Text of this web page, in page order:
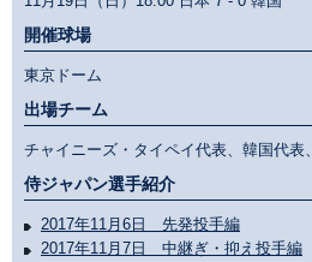
開催球場
東京ドーム
出場チーム
チャイニーズ・タイペイ代表、韓国代表
侍ジャパン選手紹介
2017年11月6日 先発投手編
2017年11月7日 中継ぎ・抑え投手編